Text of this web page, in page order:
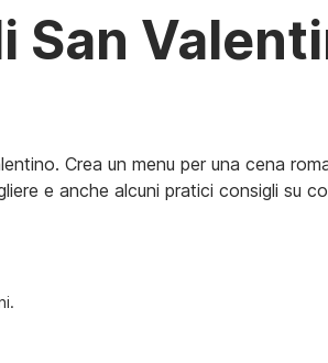
San
Crea un menu per una cena
e anche alcuni pratici consigli su